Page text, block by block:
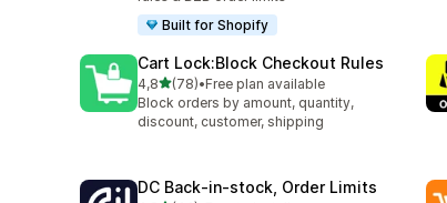
Built for Shopify
Cart Lock:Block Checkout Rules
4,8av 5 stjerner
(78)
Totalt 78 omtaler
•Free plan available
Block orders by amount, quantity,
discount, customer, shipping
DC Back‑in‑stock, Order Limits